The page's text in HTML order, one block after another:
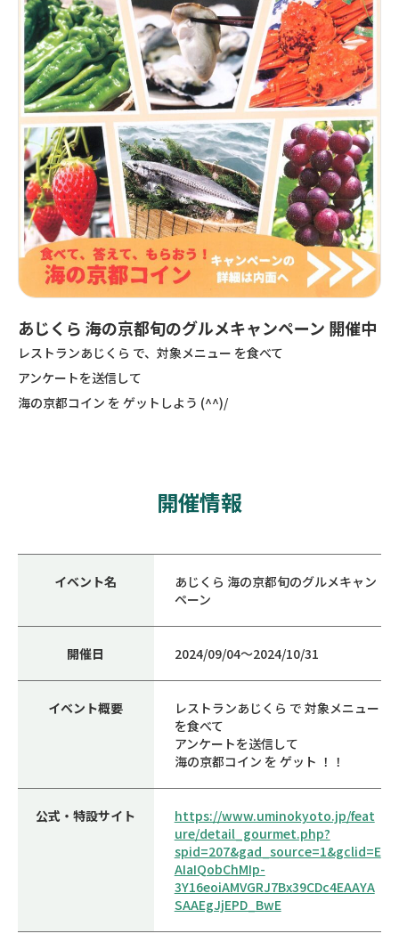
あじくら 海の京都旬のグルメキャンペーン 開催中
レストランあじくら で、対象メニュー を食べて
アンケートを送信して
海の京都コイン を ゲットしよう (^^)/
開催情報
イベント名
あじくら 海の京都旬のグルメキャン
ペーン
開催日 2024/09/04〜2024/10/31
イベント概要
レストランあじくら で 対象メニュー
を食べて
アンケートを送信して
海の京都コイン を ゲット ！！
公式・特設サイト
https://www.uminokyoto.jp/feat
ure/detail_gourmet.php?
spid=207&gad_source=1&gclid=E
AIaIQobChMIp-
3Y16eoiAMVGRJ7Bx39CDc4EAAYA
SAAEgJjEPD_BwE